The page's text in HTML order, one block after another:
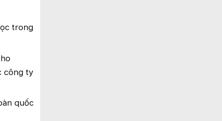
trong
công ty
quốc